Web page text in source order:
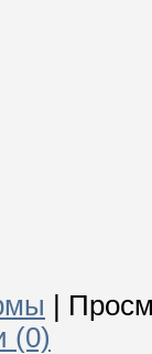
(0)